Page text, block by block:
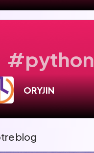
#python
ORYJIN
blog